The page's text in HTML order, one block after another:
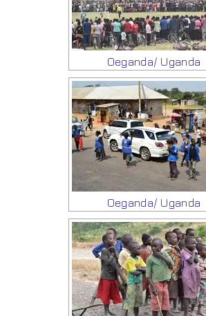
Oeganda/ Uganda
Oeganda/ Uganda